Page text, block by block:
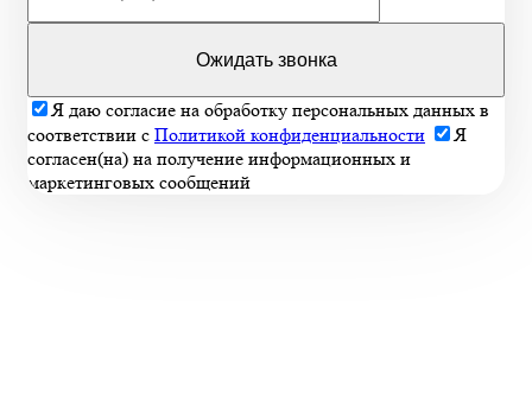
Ожидать звонка
Я даю согласие на обработку персональных данных в
соответствии с Политикой конфиденциальности
Я
согласен(на) на получение информационных и
маркетинговых сообщений